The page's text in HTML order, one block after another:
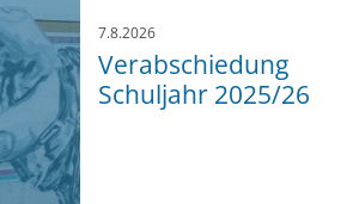
7.8.2026
Verabschiedung
Schuljahr 2025/26